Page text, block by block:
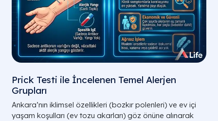
Prick Testi ile İncelenen Temel Alerjen
Grupları
Ankara’nın iklimsel özellikleri (bozkır polenleri) ve ev içi
yaşam koşulları (ev tozu akarları) göz önüne alınarak